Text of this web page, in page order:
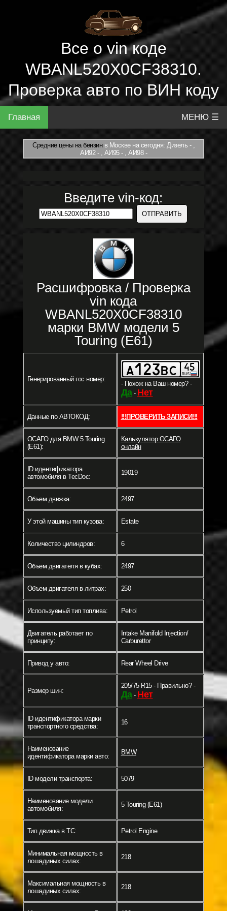
Все о vin коде
WBANL520X0CF38310.
Проверка авто по ВИН коду
Главная МЕНЮ ☰
Средние цены на бензинв Москве на сегодня: Дизель - ,
АИ92 - , АИ95 - , АИ98 -
Введите vin-код:
Расшифровка / Проверка
vin кода
WBANL520X0CF38310
марки BMW модели 5
Touring (E61)
Генерированный гос номер:
- Похож на Ваш номер? -
Да- Нет
Данные по АВТОКОД: !!!ПРОВЕРИТЬ ЗАПИСИ!!!
ОСАГО для BMW 5 Touring
(E61):
Калькулятор ОСАГО
онлайн
ID идентификатора
автомобиля в TecDoc:
19019
Объем движка: 2497
У этой машины тип кузова: Estate
Количество цилиндров: 6
Объем двигателя в кубах: 2497
Объем двигателя в литрах: 250
Используемый тип топлива: Petrol
Двигатель работает по
принципу:
Intake Manifold Injection/
Carburettor
Привод у авто: Rear Wheel Drive
Размер шин:
205/75 R15 - Правильно? -
Да- Нет
ID идентификатора марки
транспортного средства:
16
Наименование
идентификатора марки авто:
BMW
ID модели транспорта: 5079
Наименование модели
автомобиля:
5 Touring (E61)
Тип движка в ТС: Petrol Engine
Минимальная мощность в
лошадиных силах:
218
Максимальная мощность в
лошадиных силах:
218